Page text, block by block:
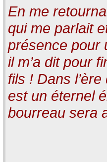
En me
qui me parlait
présence pour
il m’a dit pour
fils ! Dans
est un éternel
bourreau sera